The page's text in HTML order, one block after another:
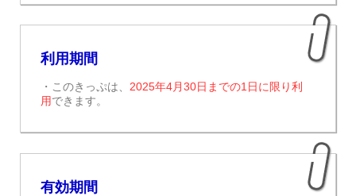
利用期間
・このきっぷは、 2025年4月30日までの1日に限り利
用できます。
有効期間